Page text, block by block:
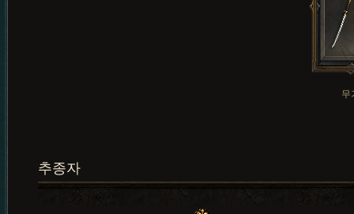
무
추종자